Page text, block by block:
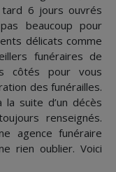
6 jours ouvrés
beaucoup pour
délicats comme
funéraires de
côtés pour vous
des funérailles.
suite d’un décès
renseignés.
agence funéraire
rien oublier. Voici